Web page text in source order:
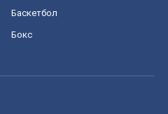
Баскетбол
Бокс